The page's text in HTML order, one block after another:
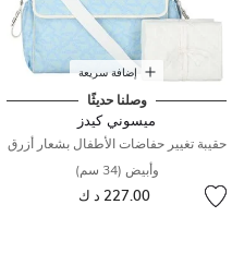
إضافة سريعة
وصلنا حديثًا
ميسوني كيدز
حقيبة تغيير حفاضات الأطفال بشعار أزرق
وأبيض (34 سم)
227.00 د ك